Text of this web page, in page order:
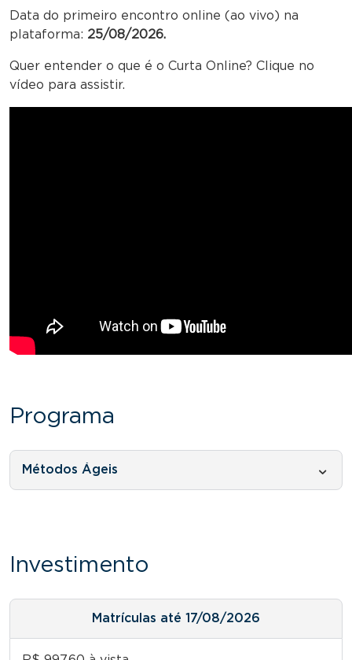
Data do primeiro encontro online (ao vivo) na
plataforma: 25/08/2026.
Quer entender o que é o Curta Online? Clique no
vídeo para assistir.
Programa
Métodos Ágeis
Investimento
Matrículas até 17/08/2026